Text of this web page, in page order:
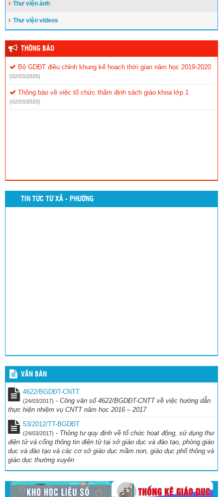
Giám đốc Sở Giáo dục và Đào tạo
Công bố Quyết định nghỉ hưu hưởng chế độ bảo hiểm xã hội và
Thành.
Đăng ngày: 01/01/2021
Đắk Lắk: Tổng kết 10 năm triển khai thực hiện dạy học tiếng dân
tộc thiểu số
Đăng ngày: 29/12/2020
Thư viện ảnh
Thư viện videos
THÔNG BÁO
Bộ GDĐT điều chỉnh khung kế hoạch thời gian năm học 2019-2020
(02/03/2020)
Thông báo về việc tổ chức thẩm định sách giáo khoa lớp 1
(02/03/2020)
TIN TỨC TỪ XÃ - PHƯỜNG
VĂN BẢN
4622/BGDĐT-CNTT
(24/03/2017) - Công văn số 4622/BGDĐT-CNTT về việc hướng dẫn
thực hiện nhiệm vụ CNTT năm học 2016 – 2017
53/2012/TT-BGDĐT
(24/03/2017) - Thông tư quy định về tổ chức hoạt động, sử dụng thư
điện tử và cổng thông tin điện tử tại sở giáo dục và đào tạo, phòng giáo
dục và đào tạo và các cơ sở giáo dục mầm non, giáo dục phổ thông và
giáo dục thường xuyên